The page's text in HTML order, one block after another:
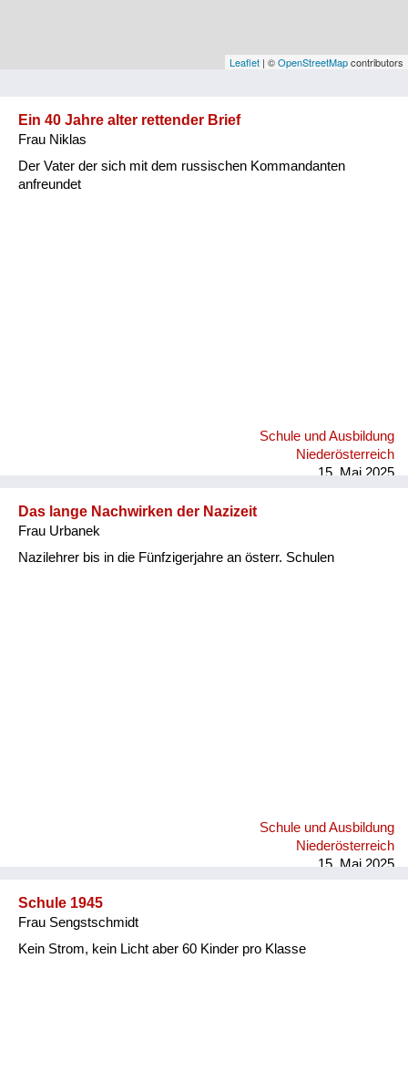
Vorarlberg
Wiederaufbau und
Wohnen
Leaflet | ©OpenStreetMapcontributors
Ein 40 Jahre alter rettender Brief
Frau Niklas
Der Vater der sich mit dem russischen Kommandanten
anfreundet
Schule und Ausbildung
Niederösterreich
15. Mai 2025
Das lange Nachwirken der Nazizeit
Frau Urbanek
Nazilehrer bis in die Fünfzigerjahre an österr. Schulen
Schule und Ausbildung
Niederösterreich
15. Mai 2025
Schule 1945
Frau Sengstschmidt
Kein Strom, kein Licht aber 60 Kinder pro Klasse